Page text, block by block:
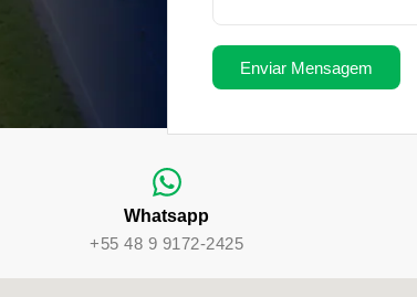
Enviar Mensagem
Whatsapp
+55 48 9 9172-2425